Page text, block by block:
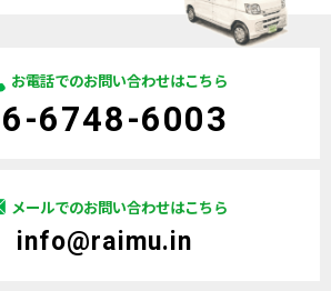
お電話でのお問い合わせはこちら
6748-6003
メールでのお問い合わせはこちら
info@raimu.in